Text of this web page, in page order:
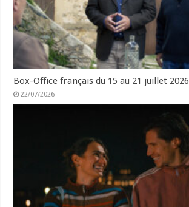
Box-Office français du 15 au 21 juillet 2026
22/07/2026